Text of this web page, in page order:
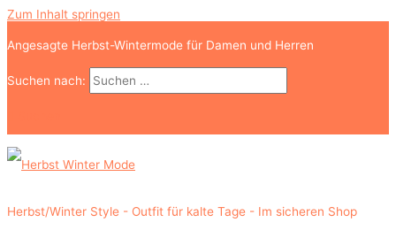
Zum Inhalt springen
Angesagte Herbst-Wintermode für Damen und Herren
Suchen nach:
Herbst/Winter Style - Outfit für kalte Tage - Im sicheren Shop